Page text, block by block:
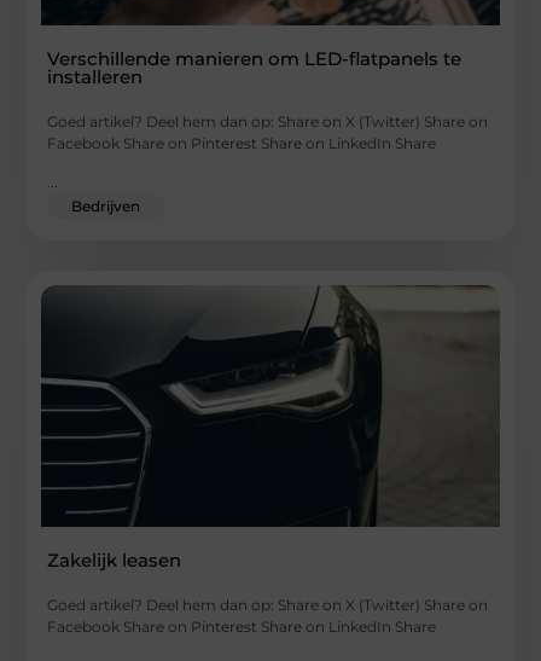
Verschillende manieren om LED-flatpanels te
installeren
Goed artikel? Deel hem dan op: Share on X (Twitter) Share on
Facebook Share on Pinterest Share on LinkedIn Share
...
Bedrijven
Zakelijk leasen
Goed artikel? Deel hem dan op: Share on X (Twitter) Share on
Facebook Share on Pinterest Share on LinkedIn Share